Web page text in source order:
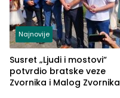
Najnovije
Susret „Ljudi i mostovi“
potvrdio bratske veze
Zvornika i Malog Zvornika